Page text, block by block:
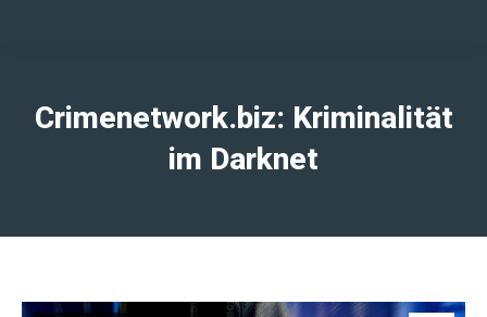
Crimenetwork.biz: Kriminalität
im Darknet